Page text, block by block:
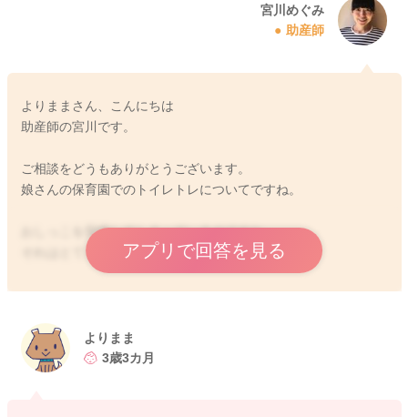
宮川めぐみ
助産師
よりままさん、こんにちは
助産師の宮川です。
ご相談をどうもありがとうございます。
娘さんの保育園でのトイレトレについてですね。
おしっこを我慢してしまっているのですね。
それはとてもご心配だと思います。
まず保育園の先生にも、ご相談をされる方がいいと思います
娘さんの気持ちを汲み取っていただき、違う方法を再度検討さ
れてみるのはどうかなと思いました。
アプリで回答を見る
よりまま
3歳3カ月